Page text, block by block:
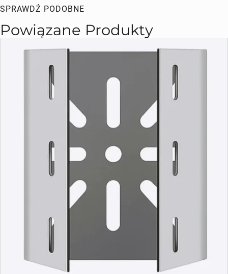
SPRAWDŹ PODOBNE
Powiązane Produkty